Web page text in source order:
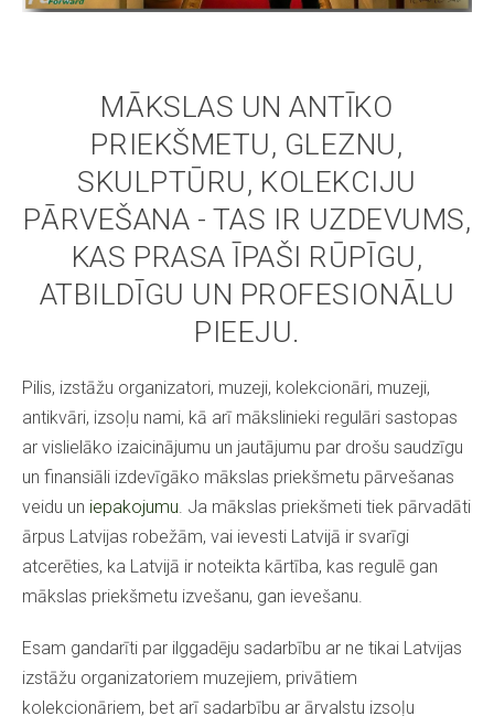
MĀKSLAS UN ANTĪKO
PRIEKŠMETU, GLEZNU,
SKULPTŪRU, KOLEKCIJU
PĀRVEŠANA - TAS IR UZDEVUMS,
KAS PRASA ĪPAŠI RŪPĪGU,
ATBILDĪGU UN PROFESIONĀLU
PIEEJU.
Pilis, izstāžu organizatori, muzeji, kolekcionāri, muzeji,
antikvāri, izsoļu nami, kā arī mākslinieki regulāri sastopas
ar vislielāko izaicinājumu un jautājumu par drošu saudzīgu
un finansiāli izdevīgāko mākslas priekšmetu pārvešanas
veidu un iepakojumu. Ja mākslas priekšmeti tiek pārvadāti
ārpus Latvijas robežām, vai ievesti Latvijā ir svarīgi
atcerēties, ka Latvijā ir noteikta kārtība, kas regulē gan
mākslas priekšmetu izvešanu, gan ievešanu.
Esam gandarīti par ilggadēju sadarbību ar ne tikai Latvijas
izstāžu organizatoriem muzejiem, privātiem
kolekcionāriem, bet arī sadarbību ar ārvalstu izsoļu